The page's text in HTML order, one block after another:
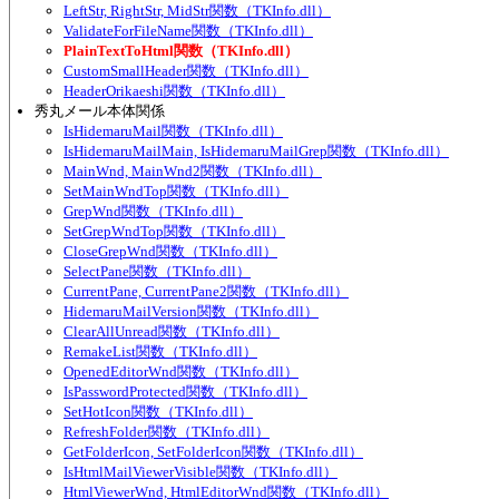
LeftStr, RightStr, MidStr関数（TKInfo.dll）
ValidateForFileName関数（TKInfo.dll）
PlainTextToHtml関数（TKInfo.dll）
CustomSmallHeader関数（TKInfo.dll）
HeaderOrikaeshi関数（TKInfo.dll）
秀丸メール本体関係
IsHidemaruMail関数（TKInfo.dll）
IsHidemaruMailMain, IsHidemaruMailGrep関数（TKInfo.dll）
MainWnd, MainWnd2関数（TKInfo.dll）
SetMainWndTop関数（TKInfo.dll）
GrepWnd関数（TKInfo.dll）
SetGrepWndTop関数（TKInfo.dll）
CloseGrepWnd関数（TKInfo.dll）
SelectPane関数（TKInfo.dll）
CurrentPane, CurrentPane2関数（TKInfo.dll）
HidemaruMailVersion関数（TKInfo.dll）
ClearAllUnread関数（TKInfo.dll）
RemakeList関数（TKInfo.dll）
OpenedEditorWnd関数（TKInfo.dll）
IsPasswordProtected関数（TKInfo.dll）
SetHotIcon関数（TKInfo.dll）
RefreshFolder関数（TKInfo.dll）
GetFolderIcon, SetFolderIcon関数（TKInfo.dll）
IsHtmlMailViewerVisible関数（TKInfo.dll）
HtmlViewerWnd, HtmlEditorWnd関数（TKInfo.dll）